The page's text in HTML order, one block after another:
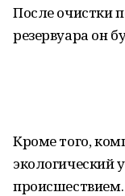
После очистки
резервуара он
Кроме того,
экологический